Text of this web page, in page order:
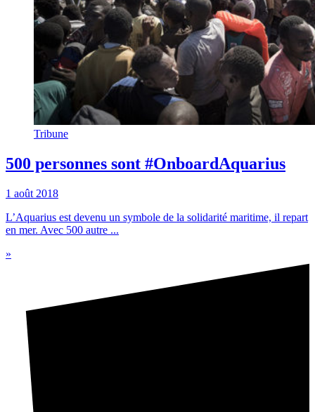
Tribune
500 personnes sont #OnboardAquarius
1 août 2018
L’Aquarius est devenu un symbole de la solidarité maritime, il repart
en mer. Avec 500 autre ...
»